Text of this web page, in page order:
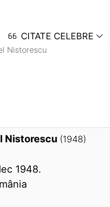
CITATE CELEBRE
Nistorescu
Nistorescu (1948)
1948.